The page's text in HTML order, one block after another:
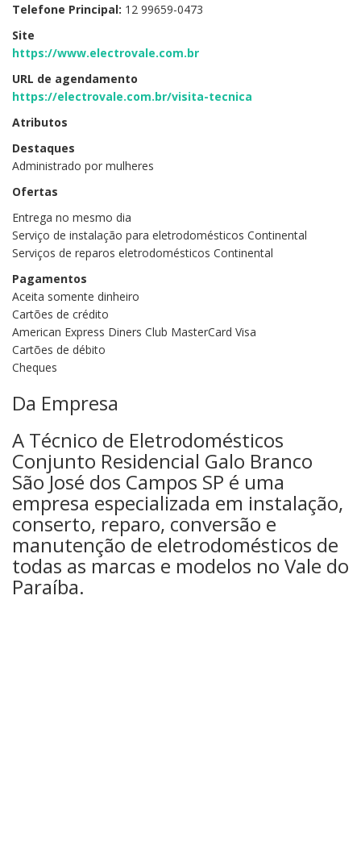
Telefone Principal: 12 99659-0473
Site
https://www.electrovale.com.br
URL de agendamento
https://electrovale.com.br/visita-tecnica
Atributos
Destaques
Administrado por mulheres
Ofertas
Entrega no mesmo dia
Serviço de instalação para eletrodomésticos Continental
Serviços de reparos eletrodomésticos Continental
Pagamentos
Aceita somente dinheiro
Cartões de crédito
American Express Diners Club MasterCard Visa
Cartões de débito
Cheques
Da Empresa
A Técnico de Eletrodomésticos
Conjunto Residencial Galo Branco
São José dos Campos SP é uma
empresa especializada em instalação,
conserto, reparo, conversão e
manutenção de eletrodomésticos de
todas as marcas e modelos no Vale do
Paraíba.